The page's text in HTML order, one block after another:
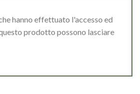
hanno effettuato l'accesso ed
prodotto possono lasciare